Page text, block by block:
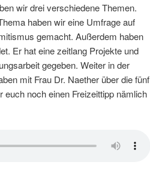
wir drei verschiedene Themen.
haben wir eine Umfrage auf
gemacht. Außerdem haben
Er hat eine zeitlang Projekte und
gegeben. Weiter in der
mit Frau Dr. Naether über die fünf
noch einen Freizeittipp nämlich